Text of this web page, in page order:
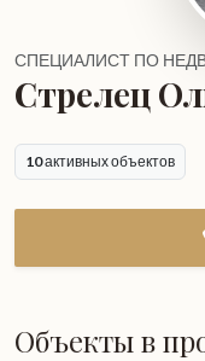
СПЕЦИАЛИСТ ПО
Стрелец
10активных объектов
Объекты в